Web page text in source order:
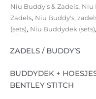
Niu Buddy's & Zadels, Niu
Zadels, Niu Buddy's,
(sets), Niu Buddydek (sets),
ZADELS / BUDDY’S
BUDDYDEK +
BENTLEY STITCH